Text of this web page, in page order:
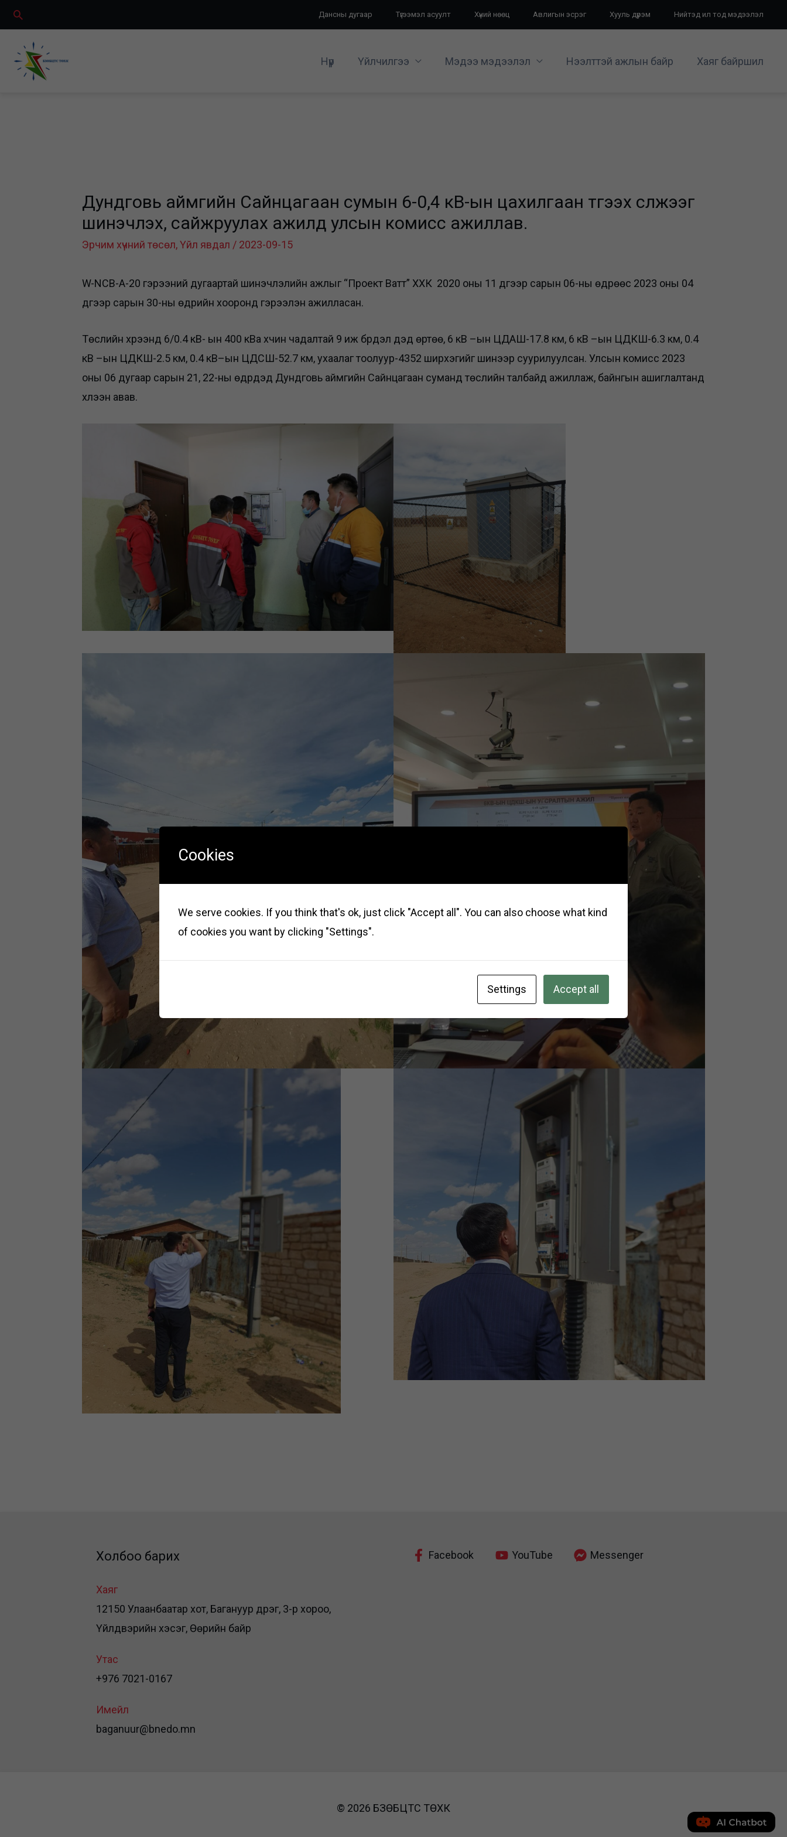
Skip
to
content
Search Дансны дугаар Түгээмэл асуулт Хүний нөөц Авлигын эсрэг Хууль дүрэм Нийтэд ил тод мэдээлэл
Нүүр Үйлчилгээ Мэдээ мэдээлэл Нээлттэй ажлын байр Хаяг байршил
Дундговь аймгийн Сайнцагаан сумын 6-0,4 кВ-ын цахилгаан түгээх сүлжээг
шинэчлэх, сайжруулах ажилд улсын комисс ажиллав.
Эрчим хүчний төсөл,Үйл явдал / 2023-09-15
W-NCB-A-20 гэрээний дугаартай шинэчлэлийн ажлыг “Проект Ватт” ХХК 2020 оны 11 дүгээр сарын 06-ны өдрөөс 2023 оны 04
дүгээр сарын 30-ны өдрийн хооронд гэрээлэн ажилласан.
Төслийн хүрээнд 6/0.4 кВ- ын 400 кВа хүчин чадалтай 9 иж бүрдэл дэд өртөө, 6 кВ –ын ЦДАШ-17.8 км, 6 кВ –ын ЦДКШ-6.3 км, 0.4
кВ –ын ЦДКШ-2.5 км, 0.4 кВ–ын ЦДСШ-52.7 км, ухаалаг тоолуур-4352 ширхэгийг шинээр суурилуулсан. Улсын комисс 2023
оны 06 дугаар сарын 21, 22-ны өдрүүдэд Дундговь аймгийн Сайнцагаан суманд төслийн талбайд ажиллаж, байнгын ашиглалтанд
хүлээн авав.
Холбоо барих
Хаяг
12150 Улаанбаатар хот, Багануур дүүрэг, 3-р хороо,
Үйлдвэрийн хэсэг, Өөрийн байр
Утас
+976 7021-0167
Имейл
baganuur@bnedo.mn
Facebook YouTube Messenger
© 2026 БЗӨБЦТС ТӨХК
Cookies
We serve cookies. If you think that's ok, just click "Accept all". You can also choose what kind
of cookies you want by clicking "Settings".
Settings Accept all